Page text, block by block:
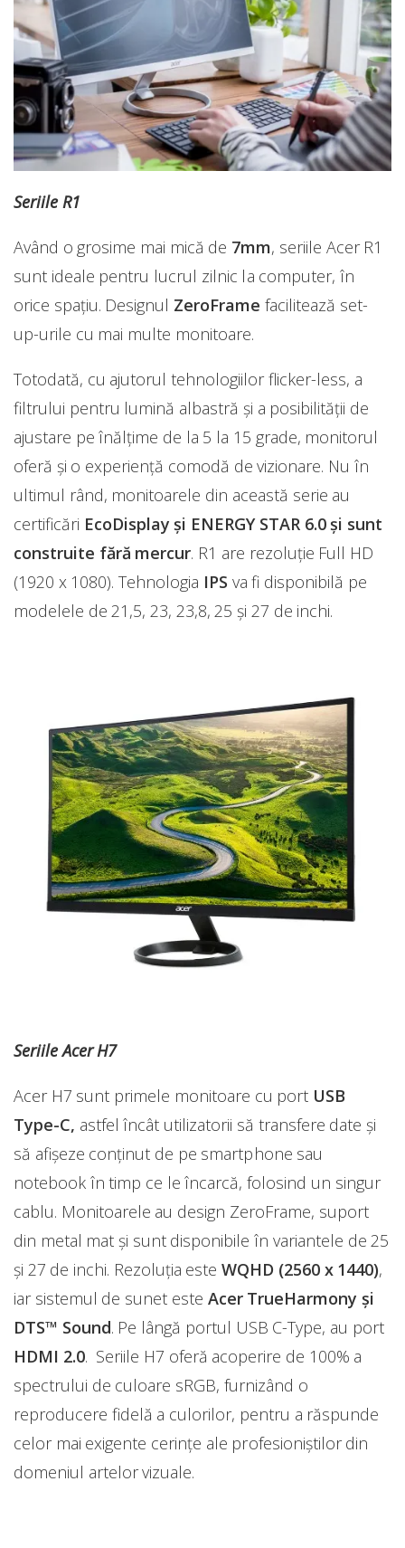
Seriile R1
Având o grosime mai mică de 7mm, seriile Acer R1
sunt ideale pentru lucrul zilnic la computer, în
orice spațiu. Designul ZeroFrame facilitează set-
up-urile cu mai multe monitoare.
Totodată, cu ajutorul tehnologiilor flicker-less, a
filtrului pentru lumină albastră și a posibilității de
ajustare pe înălțime de la 5 la 15 grade, monitorul
oferă și o experiență comodă de vizionare. Nu în
ultimul rând, monitoarele din această serie au
certificări EcoDisplay și ENERGY STAR 6.0 și sunt
construite fără mercur. R1 are rezoluție Full HD
(1920 x 1080). Tehnologia IPS va fi disponibilă pe
modelele de 21,5, 23, 23,8, 25 și 27 de inchi.
Seriile Acer H7
Acer H7 sunt primele monitoare cu port USB
Type-C, astfel încât utilizatorii să transfere date și
să afișeze conținut de pe smartphone sau
notebook în timp ce le încarcă, folosind un singur
cablu. Monitoarele au design ZeroFrame, suport
din metal mat și sunt disponibile în variantele de 25
și 27 de inchi. Rezoluția esteWQHD (2560 x 1440),
iar sistemul de sunet este Acer TrueHarmony și
DTS™ Sound. Pe lângă portul USB C-Type, au port
HDMI 2.0. Seriile H7 oferă acoperire de 100% a
spectrului de culoare sRGB, furnizând o
reproducere fidelă a culorilor, pentru a răspunde
celor mai exigente cerințe ale profesioniștilor din
domeniul artelor vizuale.